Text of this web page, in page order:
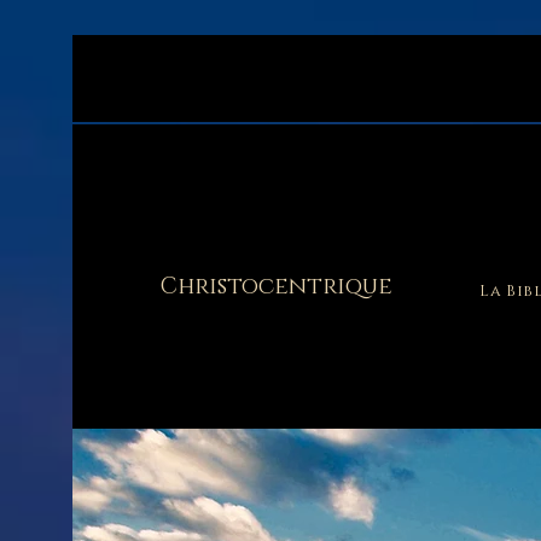
Christocentrique La